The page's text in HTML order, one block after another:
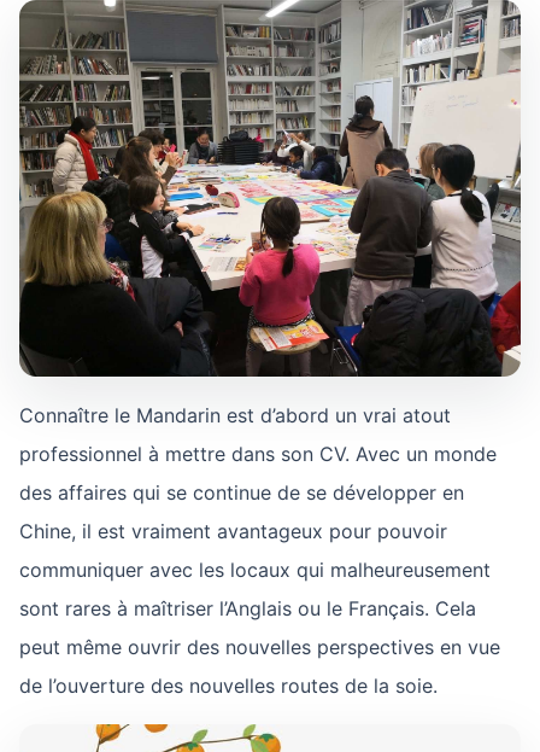
Connaître le Mandarin est d’abord un vrai atout
professionnel à mettre dans son CV. Avec un monde
des affaires qui se continue de se développer en
Chine, il est vraiment avantageux pour pouvoir
communiquer avec les locaux qui malheureusement
sont rares à maîtriser l’Anglais ou le Français. Cela
peut même ouvrir des nouvelles perspectives en vue
de l’ouverture des nouvelles routes de la soie.